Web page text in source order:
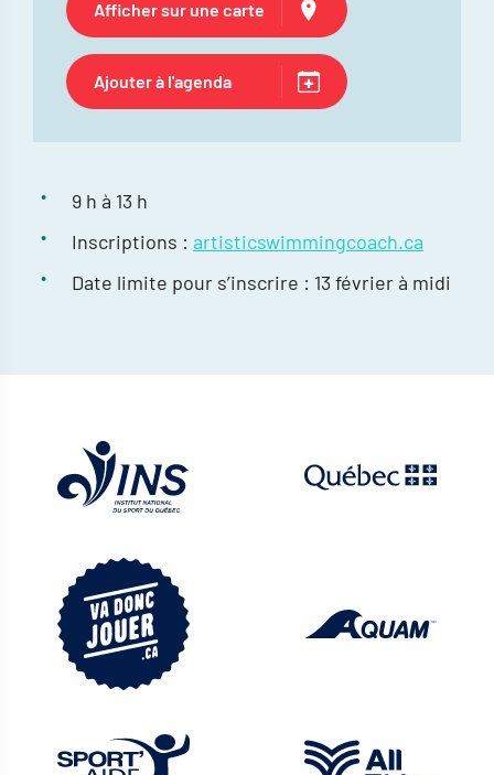
9 h à 13 h
Inscriptions : artisticswimmingcoach.ca
Date limite pour s’inscrire : 13 février à midi
Afficher sur une carte
Ajouter à l'agenda